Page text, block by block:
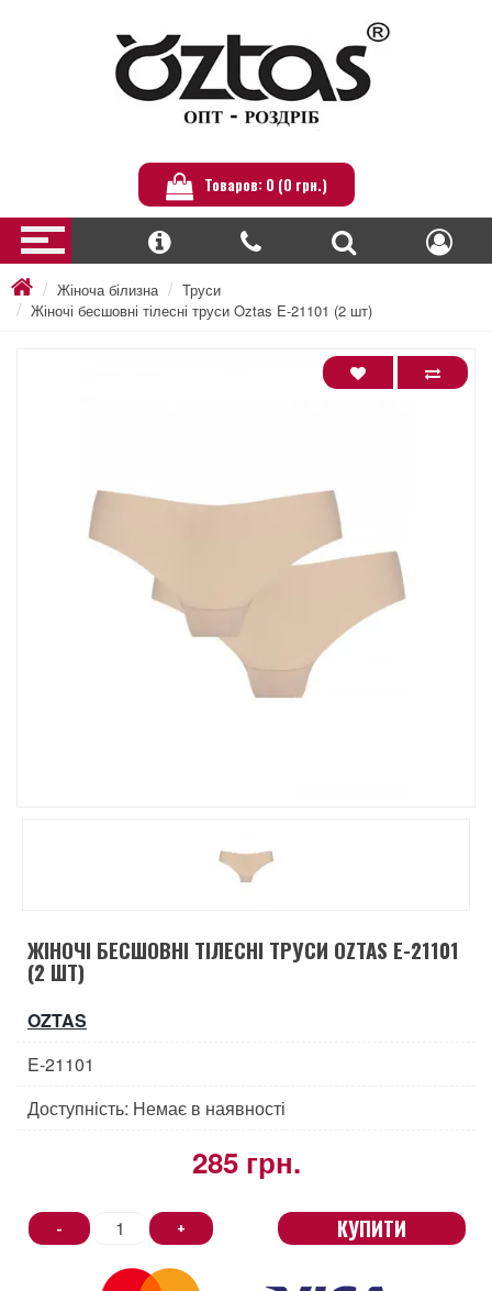
Товаров: 0 (0 грн.)
Жіноча білизна
Труси
Жіночі бесшовні тілесні труси Oztas E-21101 (2 шт)
ЖІНОЧІ БЕСШОВНІ ТІЛЕСНІ ТРУСИ OZTAS E-21101
(2 ШТ)
OZTAS
E-21101
Доступність: Немає в наявності
285 грн.
- + КУПИТИ